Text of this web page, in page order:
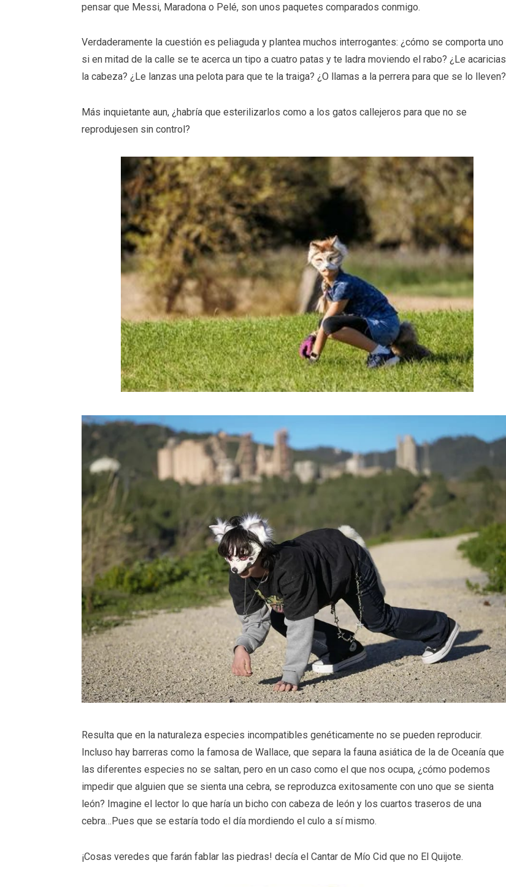
pensar que Messi, Maradona o Pelé, son unos paquetes comparados conmigo.
Verdaderamente la cuestión es peliaguda y plantea muchos interrogantes: ¿cómo se comporta uno
si en mitad de la calle se te acerca un tipo a cuatro patas y te ladra moviendo el rabo? ¿Le acaricias
la cabeza? ¿Le lanzas una pelota para que te la traiga? ¿O llamas a la perrera para que se lo lleven?
Más inquietante aun, ¿habría que esterilizarlos como a los gatos callejeros para que no se
reprodujesen sin control?
Resulta que en la naturaleza especies incompatibles genéticamente no se pueden reproducir.
Incluso hay barreras como la famosa de Wallace, que separa la fauna asiática de la de Oceanía que
las diferentes especies no se saltan, pero en un caso como el que nos ocupa, ¿cómo podemos
impedir que alguien que se sienta una cebra, se reproduzca exitosamente con uno que se sienta
león? Imagine el lector lo que haría un bicho con cabeza de león y los cuartos traseros de una
cebra…Pues que se estaría todo el día mordiendo el culo a sí mismo.
¡Cosas veredes que farán fablar las piedras! decía el Cantar de Mío Cid que no El Quijote.